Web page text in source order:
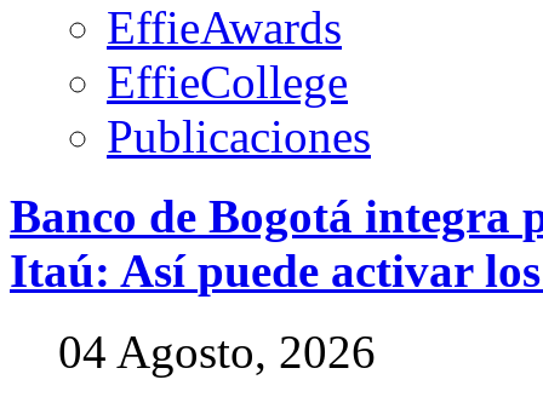
EffieAwards
EffieCollege
Publicaciones
Banco de Bogotá integra
Itaú: Así puede activar los
04 Agosto, 2026